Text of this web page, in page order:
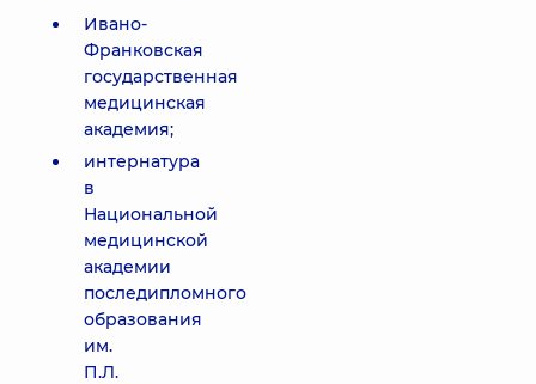
Ивано-
Франковская
государственная
медицинская
академия;
интернатура
в
Национальной
медицинской
академии
последипломного
образования
им.
П.Л.